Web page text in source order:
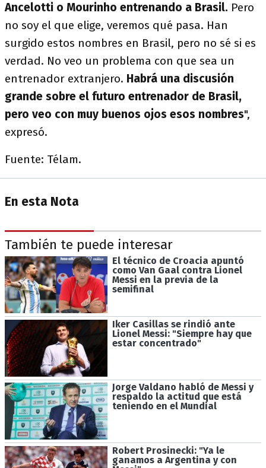
Ancelotti o Mourinho entrenando a Brasil. Pero
no soy el que elige, veremos qué pasa. Han
surgido estos nombres en Brasil, pero no sé si es
verdad. No veo un problema con que sea un
entrenador extranjero. Habrá una discusión
grande sobre el futuro entrenador de Brasil,
pero veo con muy buenos ojos esos nombres",
expresó.
Fuente: Télam.
En esta Nota
También te puede interesar
El técnico de Croacia apuntó
como Van Gaal contra Lionel
Messi en la previa de la
semifinal
Iker Casillas se rindió ante
Lionel Messi: "Siempre hay que
estar concentrado"
Jorge Valdano habló de Messi y
respaldo la actitud que está
teniendo en el Mundial
Robert Prosinecki: "Ya le
ganamos a Argentina y con